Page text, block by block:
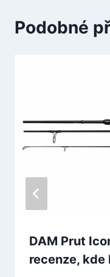
Podobné
DAM Prut
recenze,